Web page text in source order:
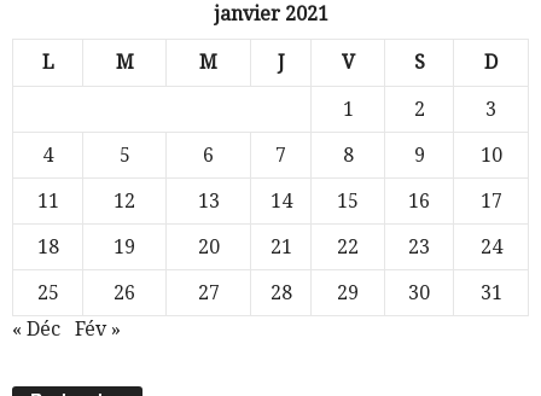
janvier 2021
L M M J V S D
1 2
3
4
5 6 7 8 9
10
11
12 13 14 15 16
17
18
19 20 21 22 23
24
25
26 27 28 29 30
31
« Déc
Fév »